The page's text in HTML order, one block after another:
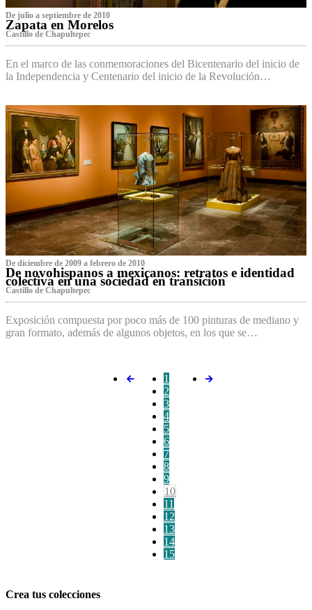
De julio a septiembre de 2010
Zapata en Morelos
Castillo de Chapultepec
En el marco de las conmemoraciones del Bicentenario del inicio de
la Independencia y Centenario del inicio de la Revolución…
De diciembre de 2009 a febrero de 2010
De novohispanos a mexicanos: retratos e identidad
colectiva en una sociedad en transición
Castillo de Chapultepec
Exposición compuesta por poco más de 100 pinturas de mediano y
gran formato, además de algunos objetos, en los que se…
1
2
3
4
5
6
7
8
9
10
11
12
13
14
15
Crea tus colecciones